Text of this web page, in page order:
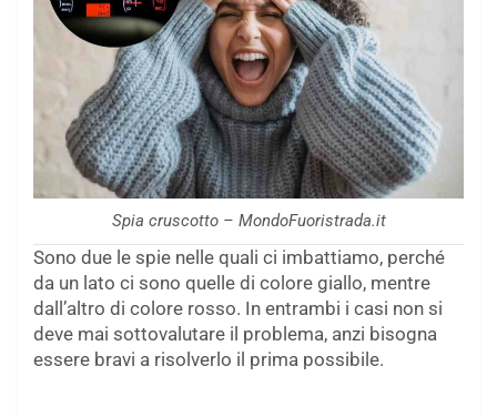
Spia cruscotto – MondoFuoristrada.it
Sono due le spie nelle quali ci imbattiamo, perché
da un lato ci sono quelle di colore giallo, mentre
dall’altro di colore rosso. In entrambi i casi non si
deve mai sottovalutare il problema, anzi bisogna
essere bravi a risolverlo il prima possibile.